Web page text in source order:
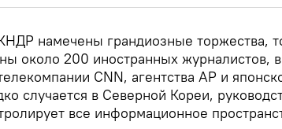
намечены грандиозные торжества,
около 200 иностранных журналистов,
CNN, агентства AP и
случается в Северной Кореи,
все информационное